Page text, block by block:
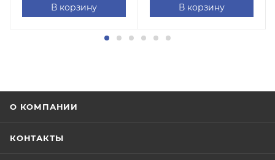
В корзину В корзину
О КОМПАНИИ
КОНТАКТЫ